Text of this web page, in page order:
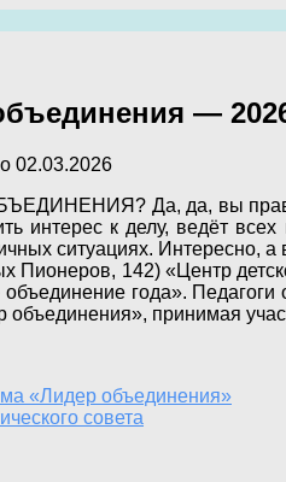
—
02.03.2026
Да, да, вы
интерес к делу, ведёт
ситуациях. Интересно,
142) «Центр
года».
принимая
«Лидер объединения»
совета